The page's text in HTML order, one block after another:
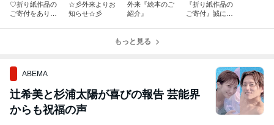
♡折り紙作品の
ご寄付をありが
☆彡外来よりお
知らせ☆彡
外来『絵本のご
紹介』
『折り紙作品の
ご寄付』誠にあ
もっと見る
ABEMA
辻希美と杉浦太陽が喜びの報告 芸能界
からも祝福の声